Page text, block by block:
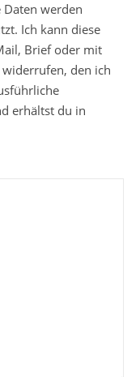
werden
Ich kann diese
Brief oder mit
widerrufen, den ich
erhältst du in